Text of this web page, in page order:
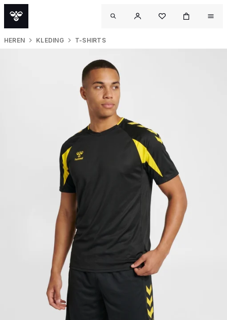
HEREN KLEDING T-SHIRTS